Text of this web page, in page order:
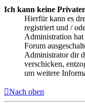
Ich kann keine
Hierfür kann es
registriert und /
Administration
Forum
Administrator dir
verschicken,
um weitere
Nach oben